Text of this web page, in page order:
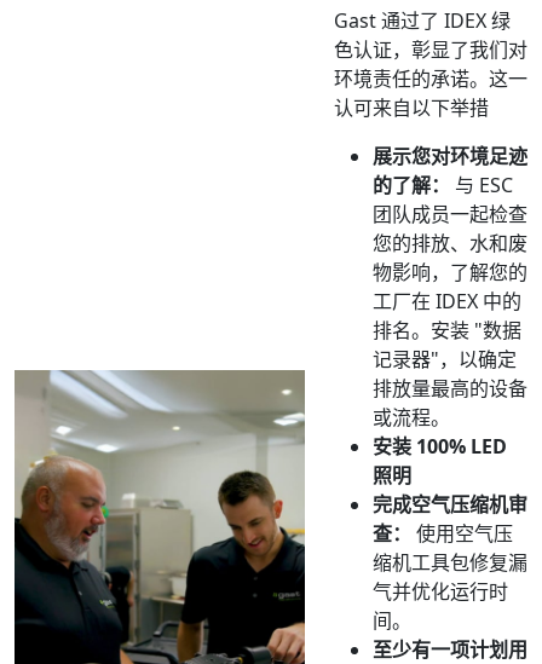
Gast 通过了 IDEX 绿
色认证，彰显了我们对
环境责任的承诺。这一
认可来自以下举措
展示您对环境足迹
的了解：
与 ESC
团队成员一起检查
您的排放、水和废
物影响，了解您的
工厂在 IDEX 中的
排名。安装 "数据
记录器"，以确定
排放量最高的设备
或流程。
安装 100% LED
照明
完成空气压缩机审
查：
使用空气压
缩机工具包修复漏
气并优化运行时
间。
至少有一项计划用